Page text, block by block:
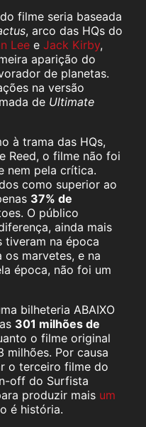
filme seria baseada
, arco das HQs do
Lee e Jack Kirby,
aparição do
de planetas.
na versão
de Ultimate
à trama das HQs,
Reed, o filme não foi
nem pela crítica.
como superior ao
37% de
O público
ainda mais
tiveram na época
os marvetes, e na
época, não foi um
bilheteria ABAIXO
301 milhões de
o filme original
milhões. Por causa
o terceiro filme do
off do Surfista
produzir mais um
é história.